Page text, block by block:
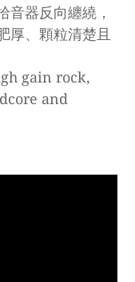
音器反向纏繞，
厚、顆粒清楚且
gain rock,
and